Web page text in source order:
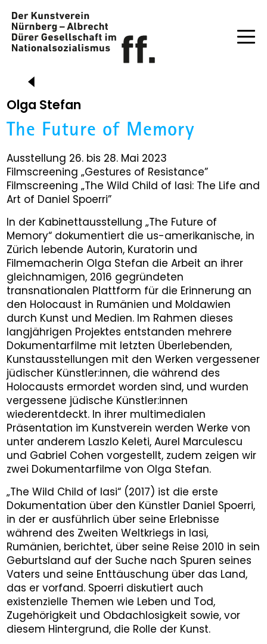
Olga Stefan
The Future of Memory
Ausstellung 26. bis 28. Mai 2023
Filmscreening „Gestures of Resistance”
Filmscreening „The Wild Child of Iasi: The Life and
Art of Daniel Spoerri”
In der Kabinettausstellung „The Future of
Memory“ dokumentiert die us-amerikanische, in
Zürich lebende Autorin, Kuratorin und
Filmemacherin Olga Stefan die Arbeit an ihrer
gleichnamigen, 2016 gegründeten
transnationalen Plattform für die Erinnerung an
den Holocaust in Rumänien und Moldawien
durch Kunst und Medien. Im Rahmen dieses
langjährigen Projektes entstanden mehrere
Dokumentarfilme mit letzten Überlebenden,
Kunstausstellungen mit den Werken vergessener
jüdischer Künstler:innen, die während des
Holocausts ermordet worden sind, und wurden
vergessene jüdische Künstler:innen
wiederentdeckt. In ihrer multimedialen
Präsentation im Kunstverein werden Werke von
unter anderem Laszlo Keleti, Aurel Marculescu
und Gabriel Cohen vorgestellt, zudem zeigen wir
zwei Dokumentarfilme von Olga Stefan.
„The Wild Child of Iasi“ (2017) ist die erste
Dokumentation über den Künstler Daniel Spoerri,
in der er ausführlich über seine Erlebnisse
während des Zweiten Weltkriegs in Iasi,
Rumänien, berichtet, über seine Reise 2010 in sein
Geburtsland auf der Suche nach Spuren seines
Vaters und seine Enttäuschung über das Land,
das er vorfand. Spoerri diskutiert auch
existenzielle Themen wie Leben und Tod,
Zugehörigkeit und Obdachlosigkeit sowie, vor
diesem Hintergrund, die Rolle der Kunst.